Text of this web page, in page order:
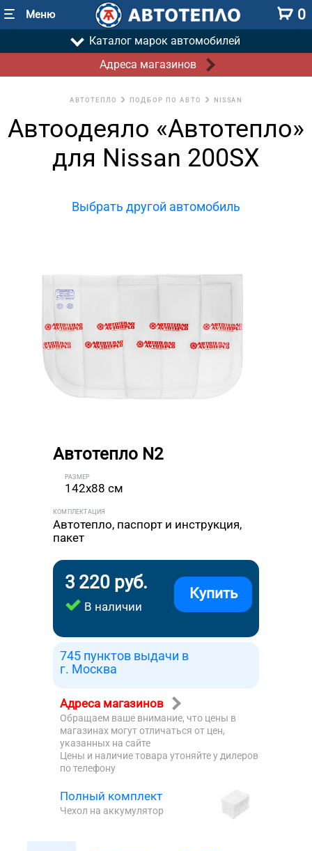
Меню 0
Каталог марок автомобилей
Адреса магазинов
АВТОТЕПЛО ПОДБОР ПО АВТО NISSAN
Автоодеяло «Автотепло»
для Nissan 200SX
Выбрать другой автомобиль
Автотепло N2
РАЗМЕР
142x88 см
КОМПЛЕКТАЦИЯ
Автотепло, паспорт и инструкция,
пакет
3 220 руб.
В наличии
Купить
745 пунктов выдачи в
г. Москва
Адреса магазинов
Обращаем ваше внимание, что цены в
магазинах могут отличаться от цен,
указанных на сайте
Цены и наличие товара утоняйте у дилеров
по телефону
Полный комплект
Чехол на аккумулятор